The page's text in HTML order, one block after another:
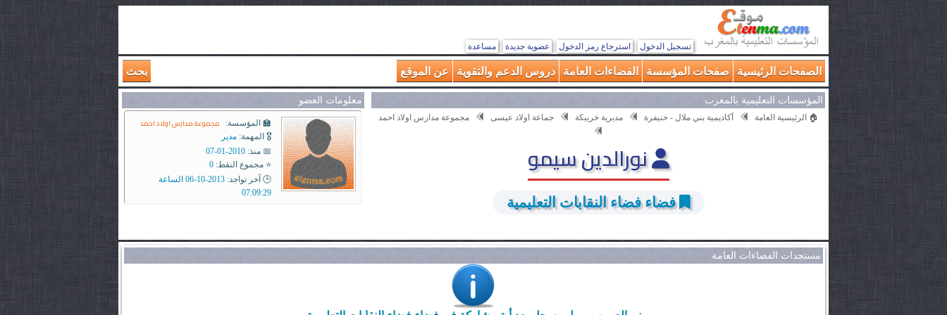
تسجيل الدخول استرجاع رمز الدخول عضوية جديدة مساعدة
الصفحات الرئيسية صفحات المؤسسة الفضاءات العامة دروس الدعم والتقوية عن الموقع بحث
المؤسسات التعليمية بالمغرب
🏠 الرئيسية العامة أكاديمية بني ملال - خنيفرة مديرية خريبكة جماعة اولاد عيسى مجموعة مدارس اولاد احمد
نورالدين سيمو
فضاء فضاء النقابات التعليمية
معلومات العضو
🏫 المؤسسة: مجموعة مدارس اولاد احمد
🎖️ المهمة: مدير
📅 منذ: 2010-01-07
⭐ مجموع النقط: 0
🕒 آخر تواجد:
2013-10-06 الساعة
07:09:29
مستجدات الفضاءات العامة